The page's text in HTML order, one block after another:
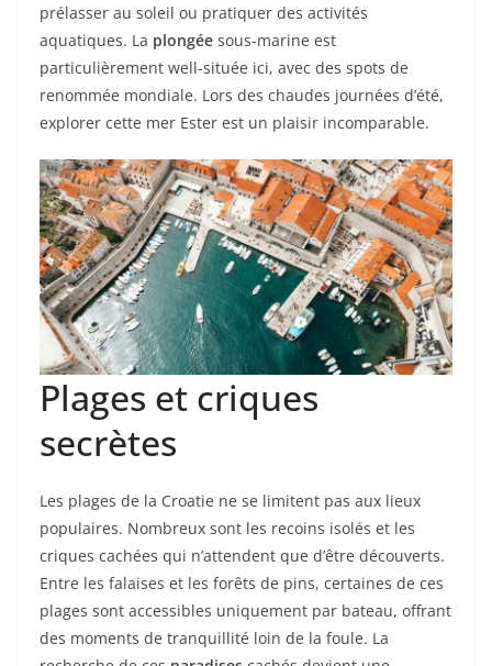
prélasser au soleil ou pratiquer des activités
aquatiques. La plongée sous-marine est
particulièrement well-située ici, avec des spots de
renommée mondiale. Lors des chaudes journées d’été,
explorer cette mer Ester est un plaisir incomparable.
Plages et criques
secrètes
Les plages de la Croatie ne se limitent pas aux lieux
populaires. Nombreux sont les recoins isolés et les
criques cachées qui n’attendent que d’être découverts.
Entre les falaises et les forêts de pins, certaines de ces
plages sont accessibles uniquement par bateau, offrant
des moments de tranquillité loin de la foule. La